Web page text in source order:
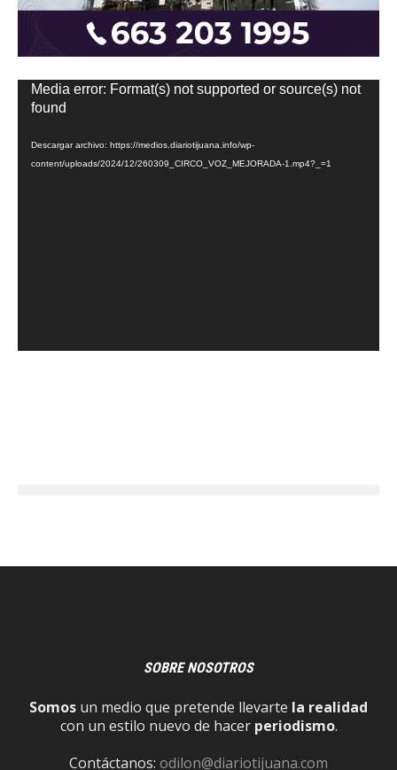
Reproductor
de
Media error: Format(s) not supported or source(s) not
found
Descargar archivo: https://medios.diariotijuana.info/wp-
content/uploads/2024/12/260309_CIRCO_VOZ_MEJORADA-1.mp4?_=1
SOBRE NOSOTROS
Somos un medio que pretende llevarte la realidad
con un estilo nuevo de hacer periodismo.
Contáctanos: odilon@diariotijuana.com